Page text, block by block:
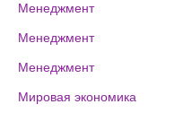
Менеджмент
Менеджмент
Менеджмент
Мировая экономика